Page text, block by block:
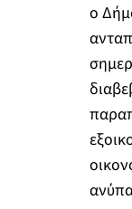
ο